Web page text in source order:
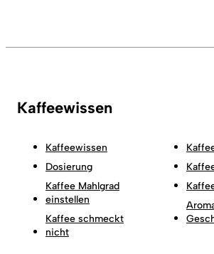
Kaffeewissen
Kaffeewissen
Dosierung
Kaffee Mahlgrad
einstellen
Kaffee schmeckt
nicht